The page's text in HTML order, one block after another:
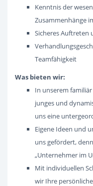
Kenntnis der
Zusammenhänge
Sicheres Auftreten
Teamfähigkeit
Was bieten wir:
In unserem
junges und
uns eine
Eigene Ideen und
uns gefördert,
„Unternehmer im
Mit individuellen
wir Ihre